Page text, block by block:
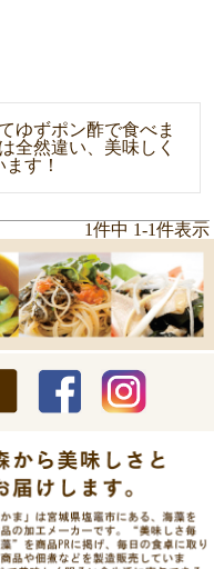
ゆずポン酢で食べま
全然違い、美味しく
す！
1件中 1-1件表示